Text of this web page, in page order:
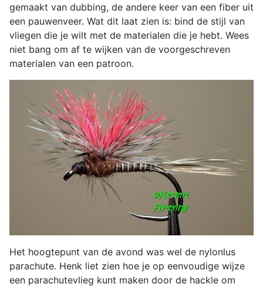
gemaakt van dubbing, de andere keer van een fiber uit
een pauwenveer. Wat dit laat zien is: bind de stijl van
vliegen die je wilt met de materialen die je hebt. Wees
niet bang om af te wijken van de voorgeschreven
materialen van een patroon.
Het hoogtepunt van de avond was wel de nylonlus
parachute. Henk liet zien hoe je op eenvoudige wijze
een parachutevlieg kunt maken door de hackle om